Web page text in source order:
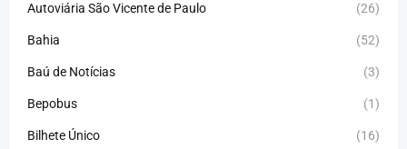
Autoviária São Vicente de Paulo (26)
Bahia (52)
Baú de Notícias (3)
Bepobus (1)
Bilhete Único (16)